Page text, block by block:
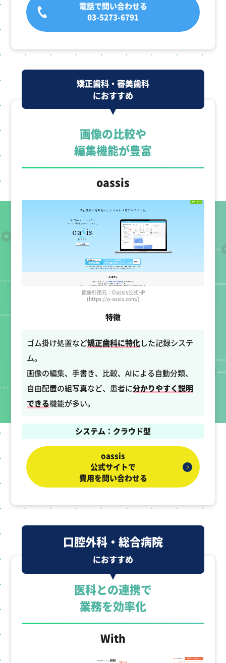
電話で問い合わせる
03-5273-6791
矯正歯科・審美歯科
におすすめ
画像の比較や
編集機能が豊富
oassis
画像引用元：Oassis公式HP
(https://o-assis.com/)
特徴
ゴム掛け処置など矯正歯科に特化した記録システ
ム。
画像の編集、手書き、比較、AIによる自動分類、
自由配置の組写真など、患者に分かりやすく説明
できる機能が多い。
システム：クラウド型
oassis
公式サイトで
費用を問い合わせる
口腔外科・総合病院
におすすめ
医科との連携で
業務を効率化
With